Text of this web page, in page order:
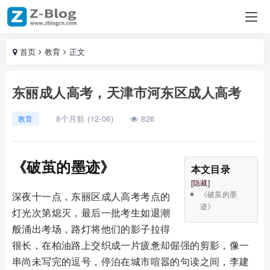
首页 教育 正文
东丽成人高考，天津市河东区成人高考
教育 8个月前 (12-06) 826
本文目录
[隐藏]
《破茧的墨
迹》
《破茧的墨迹》
深夜十一点，东丽区成人高考考点的
灯光次第熄灭，最后一批考生如退潮
般涌出考场，路灯将他们的影子拉得
很长，在柏油路上交织成一片疲惫却倔强的剪影，像一
串尚未写完的逗号，停泊在城市喧嚣的句读之间，李建